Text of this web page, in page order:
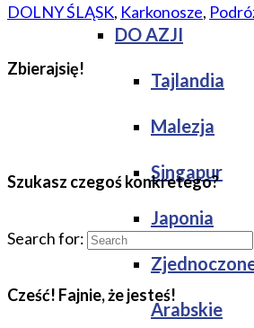
DO AZJI
Tajlandia
Malezja
Singapur
Japonia
Arabskie
DOLNY ŚLĄSK, Karkonosze,
Zbierajsię!
Szukasz czegoś konkretego?
Search for:
Cześć! Fajnie, że jesteś!